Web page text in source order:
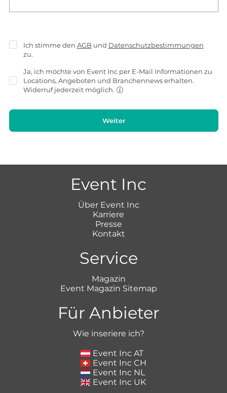
Ich stimme den AGB und Datenschutzbestimmungen
zu.
Ja, ich möchte von Event Inc per E-Mail Informationen zu
Locations, Angeboten und Branchennews erhalten.
Widerruf jederzeit möglich.
Weiter
Event Inc
Über Event Inc
Karriere
Presse
Kontakt
Service
Magazin
Event Magazin Sitemap
Für Anbieter
Wie inseriere ich?
Event Inc AT
Event Inc CH
Event Inc NL
Event Inc UK